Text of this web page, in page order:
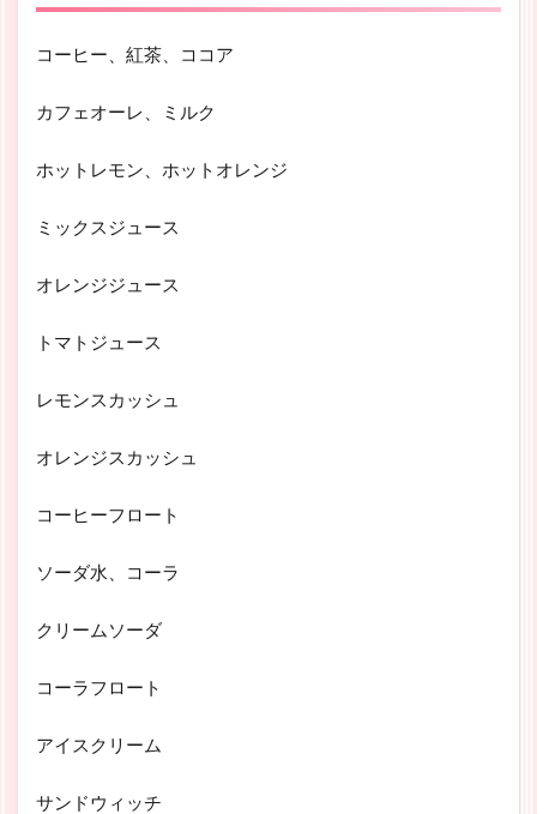
コーヒー、紅茶、ココア
カフェオーレ、ミルク
ホットレモン、ホットオレンジ
ミックスジュース
オレンジジュース
トマトジュース
レモンスカッシュ
オレンジスカッシュ
コーヒーフロート
ソーダ水、コーラ
クリームソーダ
コーラフロート
アイスクリーム
サンドウィッチ